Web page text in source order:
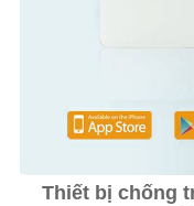
Thiết bị chống